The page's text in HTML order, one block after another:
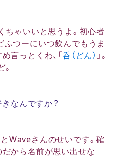
ちゃいいと思うよ。初心者
つーにいつ飲んでもうま
言っとくわ、「 呑（どん） 」。
。
なんですか？
Waveさんのせいです。確
から名前が思い出せな